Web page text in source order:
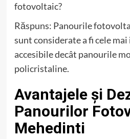
fotovoltaic?
Răspuns: Panourile
sunt considerate a fi cele
accesibile decât panourile
policristaline.
Avantajele și
Panourilor
Mehedinti